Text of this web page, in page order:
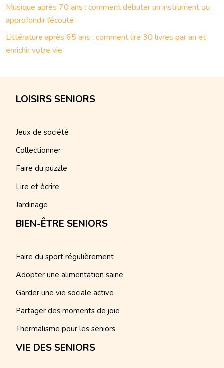
Musique après 70 ans : comment débuter un instrument ou
approfondir l’écoute
Littérature après 65 ans : comment lire 30 livres par an et
enrichir votre vie
LOISIRS SENIORS
Jeux de société
Collectionner
Faire du puzzle
Lire et écrire
Jardinage
BIEN-ÊTRE SENIORS
Faire du sport régulièrement
Adopter une alimentation saine
Garder une vie sociale active
Partager des moments de joie
Thermalisme pour les seniors
VIE DES SENIORS